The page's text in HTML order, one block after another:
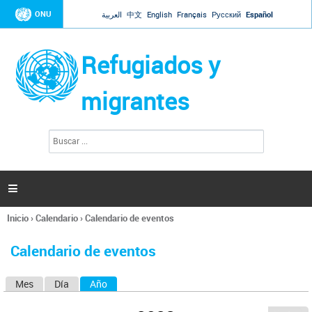
Jump to navigation
ONU العربية 中文 English Français Русский Español
Refugiados y
migrantes
l
s

Se
usted
Inicio›Calendario›Calendario de eventos
Calendario de eventos
Mes Día Año